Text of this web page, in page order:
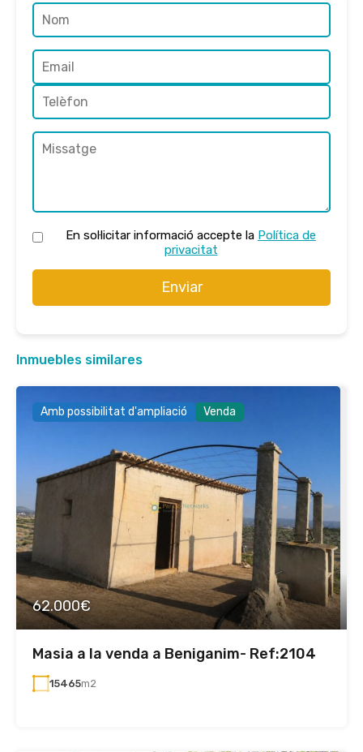
En sol·licitar informació accepte la Política de
privacitat
Enviar
Inmuebles similares
Amb possibilitat d'ampliació Venda
62.000€
Masia a la venda a Beniganim- Ref:2104
15465m2